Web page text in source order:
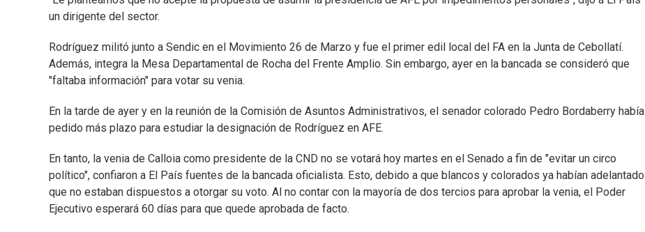
un dirigente del sector.
Rodríguez militó junto a Sendic en el Movimiento 26 de Marzo y fue el primer edil local del FA en la Junta de Cebollatí.
Además, integra la Mesa Departamental de Rocha del Frente Amplio. Sin embargo, ayer en la bancada se consideró que
"faltaba información" para votar su venia.
En la tarde de ayer y en la reunión de la Comisión de Asuntos Administrativos, el senador colorado Pedro Bordaberry había
pedido más plazo para estudiar la designación de Rodríguez en AFE.
En tanto, la venia de Calloia como presidente de la CND no se votará hoy martes en el Senado a fin de "evitar un circo
político", confiaron a El País fuentes de la bancada oficialista. Esto, debido a que blancos y colorados ya habían adelantado
que no estaban dispuestos a otorgar su voto. Al no contar con la mayoría de dos tercios para aprobar la venia, el Poder
Ejecutivo esperará 60 días para que quede aprobada de facto.